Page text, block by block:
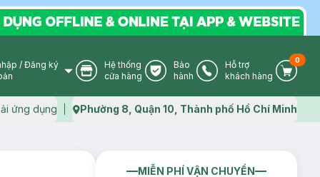
User Icon
/ Đăng ký
Store Icon
Hệ thống
cửa hàng
Warranty Icon
Bảo
hành
Phone Icon
Hỗ trợ
khách hàng
Cart
0
ứng dụng Map icon
Phường 8, Quận 10, Thành phố Hồ Chí Minh
MIỄN PHÍ VẬN CHUYỂN